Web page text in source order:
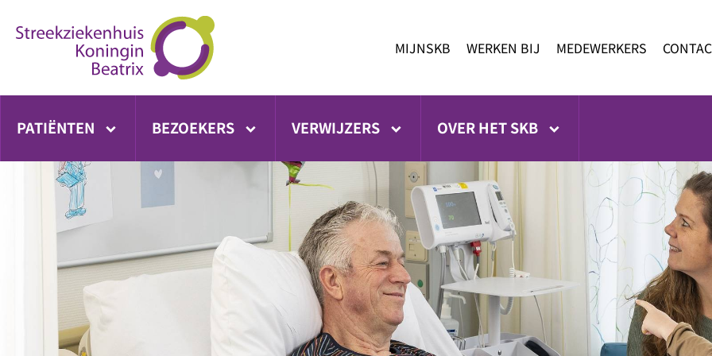
direct
MIJNSKB WERKEN BIJ MEDEWERKERS
PATIËNTEN BEZOEKERS VERWIJZERS OVER HET SKB